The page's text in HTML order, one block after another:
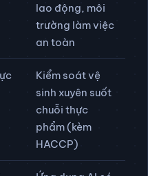
ninh mạng
Giảm tai nạn
lao động, môi
trường làm việc
an toàn
Kiểm soát vệ
sinh xuyên suốt
chuỗi thực